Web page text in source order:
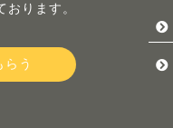
ります。
う